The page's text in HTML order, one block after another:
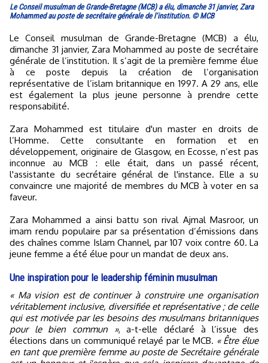
Le Conseil musulman de Grande-Bretagne (MCB) a élu, dimanche 31 janvier, Zara
Mohammed au poste de secrétaire générale de l’institution. © MCB
Le Conseil musulman de Grande-Bretagne (MCB) a élu,
dimanche 31 janvier, Zara Mohammed au poste de secrétaire
générale de l’institution. Il s’agit de la première femme élue
à ce poste depuis la création de l’organisation
représentative de l’islam britannique en 1997. A 29 ans, elle
est également la plus jeune personne à prendre cette
responsabilité.
Zara Mohammed est titulaire d'un master en droits de
l’Homme. Cette consultante en formation et en
développement, originaire de Glasgow, en Ecosse, n’est pas
inconnue au MCB : elle était, dans un passé récent,
l'assistante du secrétaire général de l'instance. Elle a su
convaincre une majorité de membres du MCB à voter en sa
faveur.
Zara Mohammed a ainsi battu son rival Ajmal Masroor, un
imam rendu populaire par sa présentation d’émissions dans
des chaînes comme Islam Channel, par 107 voix contre 60. La
jeune femme a été élue pour un mandat de deux ans.
Une inspiration pour le leadership féminin musulman
« Ma vision est de continuer à construire une organisation
véritablement inclusive, diversifiée et représentative ; de celle
qui est motivée par les besoins des musulmans britanniques
pour le bien commun », a-t-elle déclaré à l’issue des
élections dans un communiqué relayé par le MCB. « Être élue
en tant que première femme au poste de Secrétaire générale